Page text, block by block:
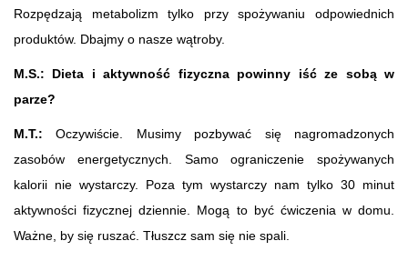
Rozpędzają metabolizm tylko przy spożywaniu odpowiednich
produktów. Dbajmy o nasze wątroby.
M.S.: Dieta i aktywność fizyczna powinny iść ze sobą w
parze?
M.T.: Oczywiście. Musimy pozbywać się nagromadzonych
zasobów energetycznych. Samo ograniczenie spożywanych
kalorii nie wystarczy. Poza tym wystarczy nam tylko 30 minut
aktywności fizycznej dziennie. Mogą to być ćwiczenia w domu.
Ważne, by się ruszać. Tłuszcz sam się nie spali.